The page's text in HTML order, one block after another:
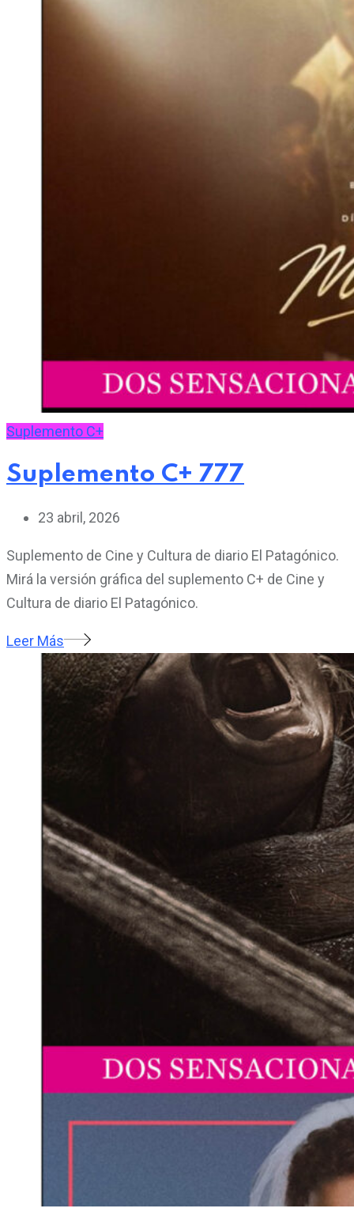
Suplemento C+
Suplemento C+ 777
23 abril, 2026
Suplemento de Cine y Cultura de diario El Patagónico.
Mirá la versión gráfica del suplemento C+ de Cine y
Cultura de diario El Patagónico.
Leer Más